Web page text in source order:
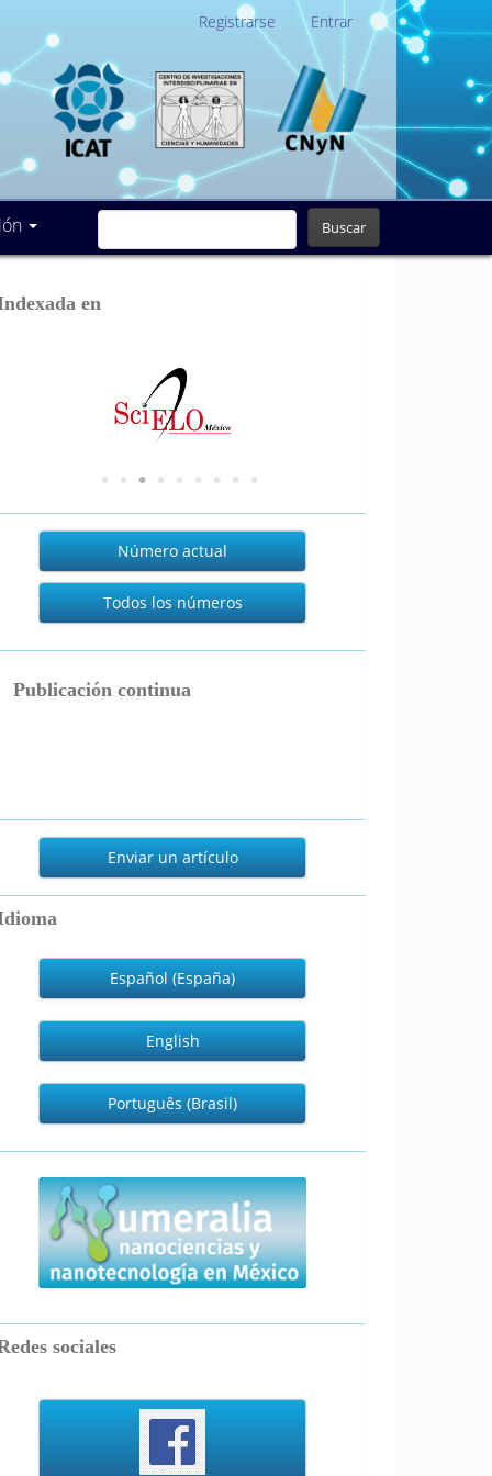
Registrarse Entrar
Buscar
en
Actual
Número actual
Todos los números
Publicación continua
Enviar
Enviar un artículo
Español (España)
English
Português (Brasil)
numeralia
sociales